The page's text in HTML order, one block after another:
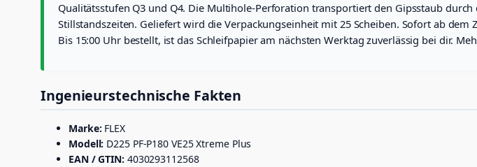
g
e
Qualitätsstufen Q3 und Q4. Die Multihole-Perforation transportiert den Gipsstaub
Stillstandszeiten. Geliefert wird die Verpackungseinheit mit 25 Scheiben. Sofort ab
Bis 15:00 Uhr bestellt, ist das Schleifpapier am nächsten Werktag zuverlässig bei dir.
Ingenieurstechnische Fakten
Marke: FLEX
Modell: D225 PF-P180 VE25 Xtreme Plus
EAN / GTIN: 4030293112568